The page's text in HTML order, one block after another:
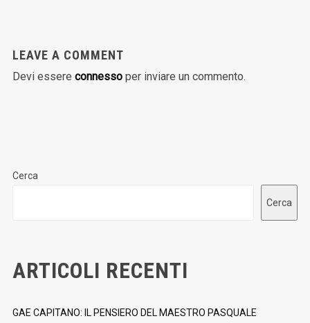
LEAVE A COMMENT
Devi essere connessoper inviare un commento.
Cerca
Cerca
ARTICOLI RECENTI
GAE CAPITANO: IL PENSIERO DEL MAESTRO PASQUALE